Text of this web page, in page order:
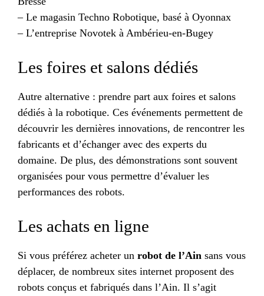
– Le magasin Techno Robotique, basé à Oyonnax
– L’entreprise Novotek à Ambérieu-en-Bugey
Les foires et salons dédiés
Autre alternative : prendre part aux foires et salons
dédiés à la robotique. Ces événements permettent de
découvrir les dernières innovations, de rencontrer les
fabricants et d’échanger avec des experts du
domaine. De plus, des démonstrations sont souvent
organisées pour vous permettre d’évaluer les
performances des robots.
Les achats en ligne
Si vous préférez acheter un robot de l’Ain sans vous
déplacer, de nombreux sites internet proposent des
robots conçus et fabriqués dans l’Ain. Il s’agit